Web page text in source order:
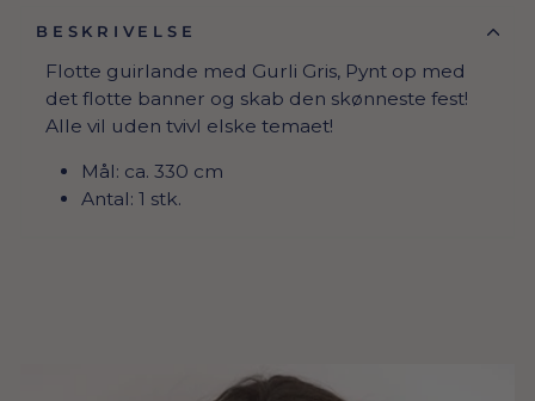
BESKRIVELSE
Flotte guirlande med Gurli Gris, Pynt op med
det flotte banner og skab den skønneste fest!
Alle vil uden tvivl elske temaet!
Mål: ca. 330 cm
Antal: 1 stk.